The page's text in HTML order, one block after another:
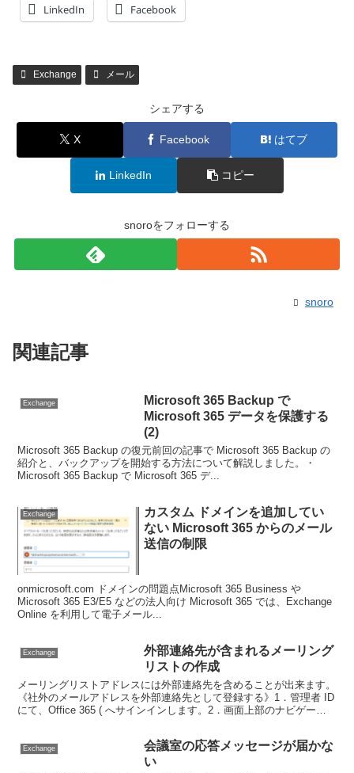
LinkedIn Facebook
Exchange メール
シェアする
X Facebook はてブ
LinkedIn コピー
snoroをフォローする
snoro
関連記事
Exchange
Microsoft 365 Backup で
Microsoft 365 データを保護する
(2)
Microsoft 365 Backup の復元前回の記事で Microsoft 365 Backup の
紹介と、バックアップを開始する方法について解説しました。・
Microsoft 365 Backup で Microsoft 365 デ...
Exchange
カスタム ドメインを追加してい
ない Microsoft 365 からのメール
送信の制限
onmicrosoft.com ドメインの問題点Microsoft 365 Business や
Microsoft 365 E3/E5 などの法人向け Microsoft 365 では、Exchange
Online を利用して電子メール...
Exchange
外部連絡先が含まれるメーリング
リストの作成
メーリングリストアドレスには外部連絡先を含めることが出来ます。
《社外のメールアドレスを外部連絡先として登録する》1．管理者 ID
にて、Office 365 ( へサインインします。2．画面上部のナビゲーシ
Exchange
会議室の応答メッセージが届かな
い